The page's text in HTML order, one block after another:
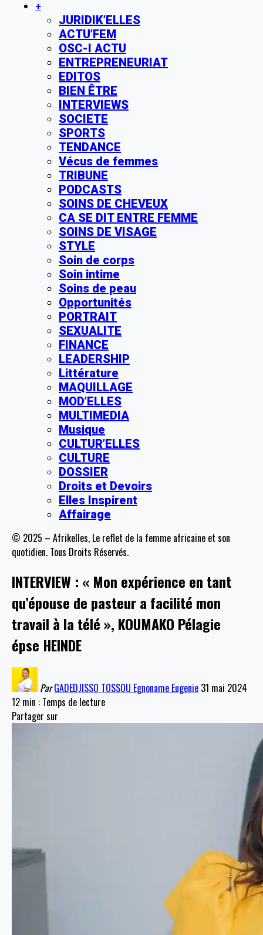
+
JURIDIK’ELLES
ACTU’FEM
OSC-I ACTU
ENTREPRENEURIAT
EDITOS
BIEN ÊTRE
INTERVIEWS
SOCIETE
SPORTS
TENDANCE
Vécus de femmes
TRIBUNE
PODCASTS
SOINS DE CHEVEUX
CA SE DIT ENTRE FEMME
SOINS DE VISAGE
STYLE
Soin de corps
Soin intime
Soins de peau
Opportunités
PORTRAIT
SEXUALITE
FINANCE
LEADERSHIP
Littérature
MAQUILLAGE
MOD’ELLES
MULTIMEDIA
Musique
CULTUR’ELLES
CULTURE
DOSSIER
Droits et Devoirs
Elles Inspirent
Affairage
© 2025 – Afrikelles, Le reflet de la femme africaine et son
quotidien. Tous Droits Réservés.
INTERVIEW : « Mon expérience en tant
qu’épouse de pasteur a facilité mon
travail à la télé », KOUMAKO Pélagie
épse HEINDE
Par GADEDJISSO TOSSOU Egnoname Eugenie 31 mai 2024
12 min : Temps de lecture
Partager sur